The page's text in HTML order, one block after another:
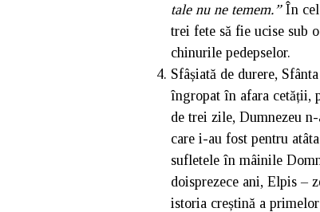
tale nu ne temem.”În
trei fete să fie ucise sub
chinurile pedepselor.
Sfâșiată de durere,
îngropat în afara cetății,
de trei zile, Dumnezeu
care i-au fost pentru
sufletele în mâinile
doisprezece ani, Elpis –
istoria creștină a